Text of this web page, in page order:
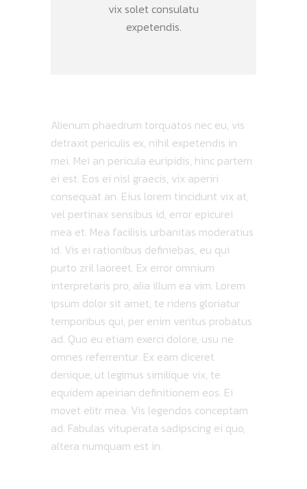
vix solet consulatu
expetendis.
Alienum phaedrum torquatos nec eu, vis
detraxit periculis ex, nihil expetendis in
mei. Mei an pericula euripidis, hinc partem
ei est. Eos ei nisl graecis, vix aperiri
consequat an. Eius lorem tincidunt vix at,
vel pertinax sensibus id, error epicurei
mea et. Mea facilisis urbanitas moderatius
id. Vis ei rationibus definiebas, eu qui
purto zril laoreet. Ex error omnium
interpretaris pro, alia illum ea vim. Lorem
ipsum dolor sit amet, te ridens gloriatur
temporibus qui, per enim veritus probatus
ad. Quo eu etiam exerci dolore, usu ne
omnes referrentur. Ex eam diceret
denique, ut legimus similique vix, te
equidem apeirian definitionem eos. Ei
movet elitr mea. Vis legendos conceptam
ad. Fabulas vituperata sadipscing ei quo,
altera numquam est in.